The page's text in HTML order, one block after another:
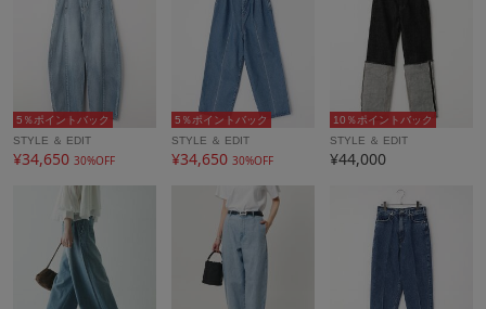
5％ポイントバック
STYLE ＆ EDIT
¥34,650 30%OFF
5％ポイントバック
STYLE ＆ EDIT
¥34,650 30%OFF
10％ポイントバック
STYLE ＆ EDIT
¥44,000